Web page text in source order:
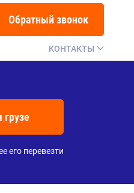
КОНТАКТЫ
Обратный звонок
грузе
его перевезти